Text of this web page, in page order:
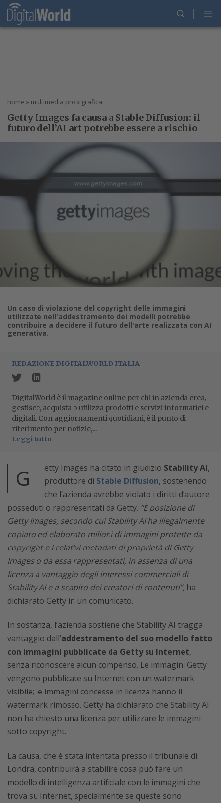
home » multimedia pro » grafica
Getty Images fa causa a Stable Diffusion: il
futuro dell’AI art potrebbe essere a rischio
Un caso di violazione del copyright delle immagini
utilizzate nell'addestramento dei modelli potrebbe
contribuire a decidere il futuro dell'arte realizzata con AI
generativa.
REDAZIONE DIGITALWORLD ITALIA
DigitalWorld è il magazine online per chi in azienda crea,
gestisce, acquista o utilizza prodotti e servizi informatici e
digitali. Con aggiornamenti quotidiani, è il punto di
riferimento per notizie,...
Leggi tutto
G etty Images ha citato in giudizio Stability AI,
produttore di Stable Diffusion, sostenendo
che l’azienda avrebbe violato i diritti d’autore
posseduti o rappresentati da Getty. “È posizione di
Getty Images, secondo cui Stability AI ha illegalmente
copiato ed elaborato milioni di immagini protette da
copyright e i relativi metadati di proprietà di Getty
Images o da essa rappresentati, in assenza di una
licenza a vantaggio degli interessi commerciali di
Stability AI e a scapito dei creatori di contenuti”, ha
dichiarato Getty in un comunicato.
In sostanza, l’azienda sostiene che Stability AI tragga
vantaggio dall’addestramento del suo modello fatto
con immagini pubblicate da Getty su Internet,
senza riconoscere alcun compenso. Le immagini Getty
vengono pubblicate su Internet con un watermark
visibile; le immagini concesse in licenza hanno il
watermark rimosso. Getty ha dichiarato che Stability AI
non ha chiesto una licenza per utilizzare le immagini
sotto copyright.
La causa, che è stata intentata presso il tribunale di
Londra, contribuirà a stabilire cosa può fare un
modello di intelligenza artificiale con le immagini che
trova su Internet, specialmente se queste sono